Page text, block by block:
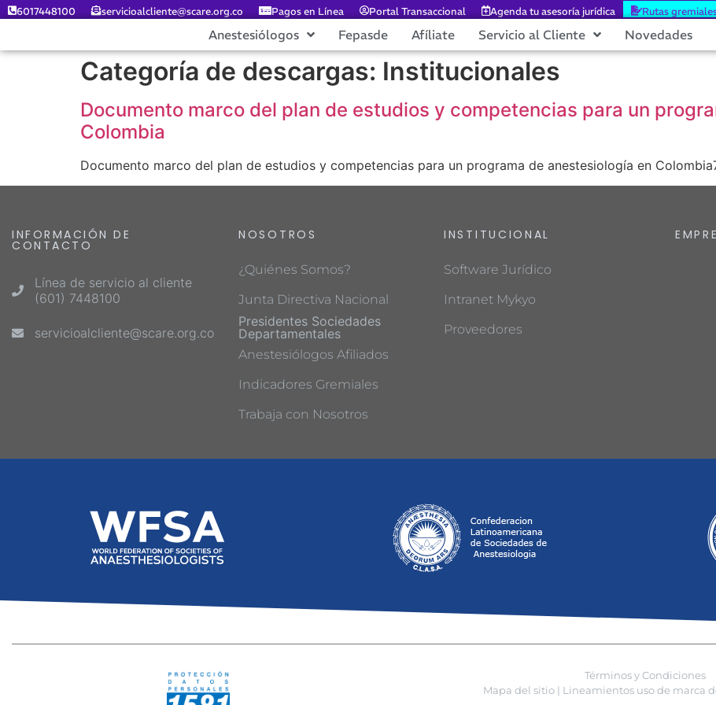
6017448100 servicioalcliente@scare.org.co Pagos en Línea Portal Transaccional Agenda tu asesoría jurídica Rutas
Anestesiólogos Fepasde Afíliate Servicio al Cliente Novedades
Categoría de descargas: Institucionales
Documento marco del plan de estudios y competencias para un
Colombia
Documento marco del plan de estudios y competencias para un programa de anestesiología en
INFORMACIÓN DE
CONTACTO
Línea de servicio al cliente
(601) 7448100
servicioalcliente@scare.org.co
NOSOTROS
¿Quiénes Somos?
Junta Directiva Nacional
Presidentes Sociedades
Departamentales
Anestesiólogos Afiliados
Indicadores Gremiales
Trabaja con Nosotros
INSTITUCIONAL
Software Jurídico
Intranet Mykyo
Proveedores
Términos y Condiciones
Mapa del sitio |
Lineamientos uso de marca